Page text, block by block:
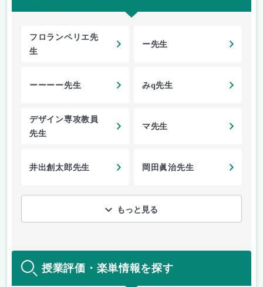
フロランペリエ先
生
ー先生
ーーーー先生 みq先生
デザイン専攻教員
先生
マ先生
井出創太郎先生 岡田眞治先生
もっと見る
授業評価・楽単情報を探す